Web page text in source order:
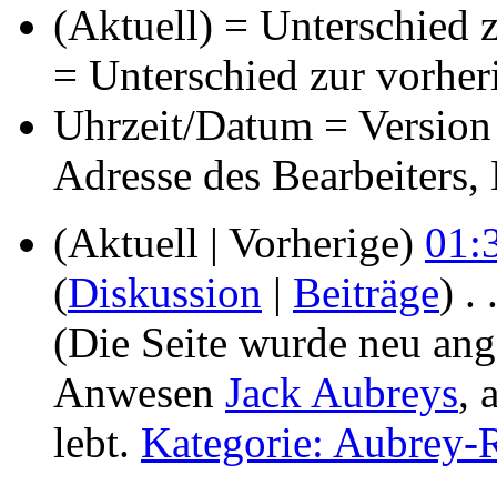
(Aktuell) = Unterschied
= Unterschied zur
Uhrzeit/Datum =
Adresse des
(Aktuell | Vorherige)
(Diskussion | Beiträge) . .
(Die Seite wurde neu
Anwesen Jack Aubreys,
lebt. Kategorie: Aubrey-